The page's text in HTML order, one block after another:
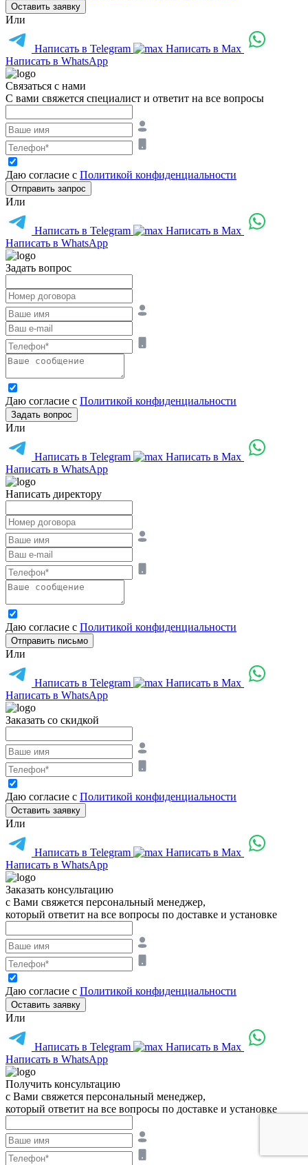
Оставить заявку
Или
Написать в Telegram
Написать в Max
Написать в WhatsApp
Связаться с нами
С вами свяжется специалист и ответит на все вопросы
Даю согласие с Политикой конфиденциальности
Отправить запрос
Или
Написать в Telegram
Написать в Max
Написать в WhatsApp
Задать вопрос
Даю согласие с Политикой конфиденциальности
Задать вопрос
Или
Написать в Telegram
Написать в Max
Написать в WhatsApp
Написать директору
Даю согласие с Политикой конфиденциальности
Отправить письмо
Или
Написать в Telegram
Написать в Max
Написать в WhatsApp
Заказать со скидкой
Даю согласие с Политикой конфиденциальности
Оставить заявку
Или
Написать в Telegram
Написать в Max
Написать в WhatsApp
Заказать консультацию
с Вами свяжется персональный менеджер,
который ответит на все вопросы по доставке и установке
Даю согласие с Политикой конфиденциальности
Оставить заявку
Или
Написать в Telegram
Написать в Max
Написать в WhatsApp
Получить консультацию
с Вами свяжется персональный менеджер,
который ответит на все вопросы по доставке и установке